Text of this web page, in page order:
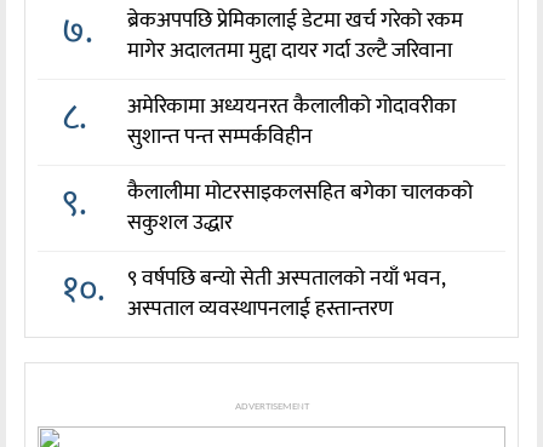
७.
ब्रेकअपपछि प्रेमिकालाई डेटमा खर्च गरेको रकम
मागेर अदालतमा मुद्दा दायर गर्दा उल्टै जरिवाना
८.
अमेरिकामा अध्ययनरत कैलालीको गोदावरीका
सुशान्त पन्त सम्पर्कविहीन
९.
कैलालीमा मोटरसाइकलसहित बगेका चालकको
सकुशल उद्धार
१०.
९ वर्षपछि बन्यो सेती अस्पतालको नयाँ भवन,
अस्पताल व्यवस्थापनलाई हस्तान्तरण
ADVERTISEMENT